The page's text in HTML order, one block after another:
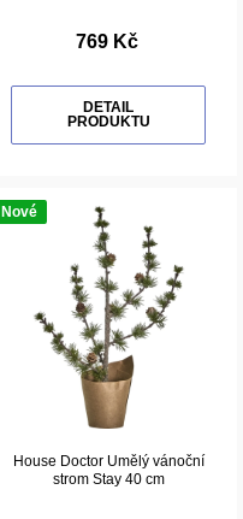
769 Kč
DETAIL
PRODUKTU
Nové
House Doctor Umělý vánoční
strom Stay 40 cm